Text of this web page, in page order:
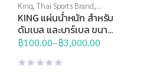
King,Thai Sports Brand,
ดัมเบล ,อุปกรณ์บริหารกาย
KING แผ่นน้ำหนัก สำหรับ
ดัมเบล และบาร์เบล ขนาด
แกน 30 มม. 0.5 กก. –
฿100.00–฿3,000.00
Price
range:
฿100.00